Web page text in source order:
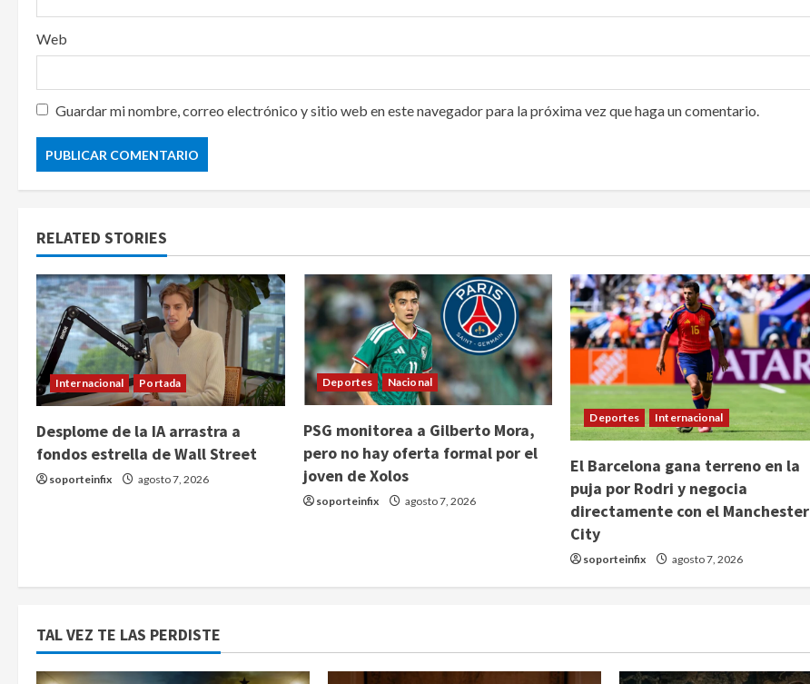
Web
Guardar mi nombre, correo electrónico y sitio web en este navegador para la próxima vez que haga un comentario.
RELATED STORIES
Internacional Portada
Desplome de la IA arrastra a
fondos estrella de Wall Street
soporteinfix agosto 7, 2026
Deportes Nacional
PSG monitorea a Gilberto Mora,
pero no hay oferta formal por el
joven de Xolos
soporteinfix agosto 7, 2026
Deportes Internacional
El Barcelona gana terreno en la
puja por Rodri y negocia
directamente con el Manchester
City
soporteinfix agosto 7, 2026
TAL VEZ TE LAS PERDISTE